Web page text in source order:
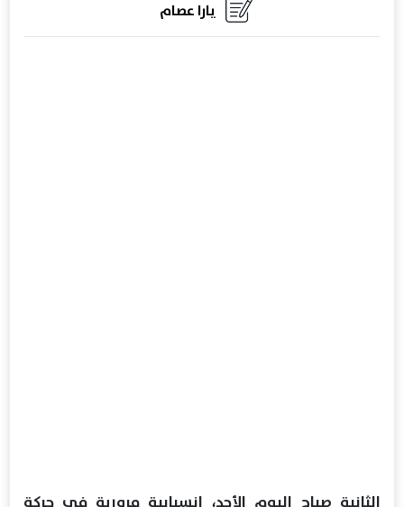
يارا عصام
الثانية صباح اليوم الأحد، انسيابية مرورية في حركة